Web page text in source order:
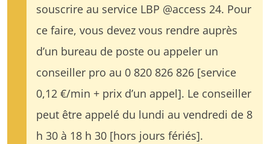
souscrire au service LBP @access 24. Pour
ce faire, vous devez vous rendre auprès
d’un bureau de poste ou appeler un
conseiller pro au 0 820 826 826 [service
0,12 €/min + prix d’un appel]. Le conseiller
peut être appelé du lundi au vendredi de 8
h 30 à 18 h 30 [hors jours fériés].